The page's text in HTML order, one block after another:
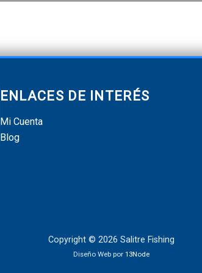
ENLACES DE INTERÉS
Mi Cuenta
Blog
Copyright © 2026 Salitre Fishing
Diseño Web por 13Node